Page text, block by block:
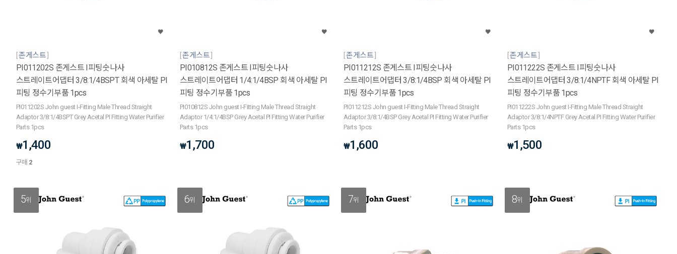
존게스트
PI011202S 존게스트 I피팅숫나사
스트레이트어댑터 3/8:1/4BSPT 회색 아세탈 PI
피팅 정수기부품 1pcs
PI011202S John guest I-Fitting Male Thread Straight
Adaptor 3/8:1/4BSPT Grey Acetal PI Fitting Water Purifier
Parts 1pcs
₩1,400
구매 2
존게스트
PI010812S 존게스트 I피팅숫나사
스트레이트어댑터 1/4:1/4BSP 회색 아세탈 PI
피팅 정수기부품 1pcs
PI010812S John guest I-Fitting Male Thread Straight
Adaptor 1/4:1/4BSP Grey Acetal PI Fitting Water Purifier
Parts 1pcs
₩1,700
존게스트
PI011212S 존게스트 I피팅숫나사
스트레이트어댑터 3/8:1/4BSP 회색 아세탈 PI
피팅 정수기부품 1pcs
PI011212S John guest I-Fitting Male Thread Straight
Adaptor 3/8:1/4BSP Grey Acetal PI Fitting Water Purifier
Parts 1pcs
₩1,600
존게스트
PI011222S 존게스트 I피팅숫나사
스트레이트어댑터 3/8:1/4NPTF 회색 아세탈 PI
피팅 정수기부품 1pcs
PI011222S John guest I-Fitting Male Thread Straight
Adaptor 3/8:1/4NPTF Grey Acetal PI Fitting Water Purifier
Parts 1pcs
₩1,500
5위 6위 7위 8위